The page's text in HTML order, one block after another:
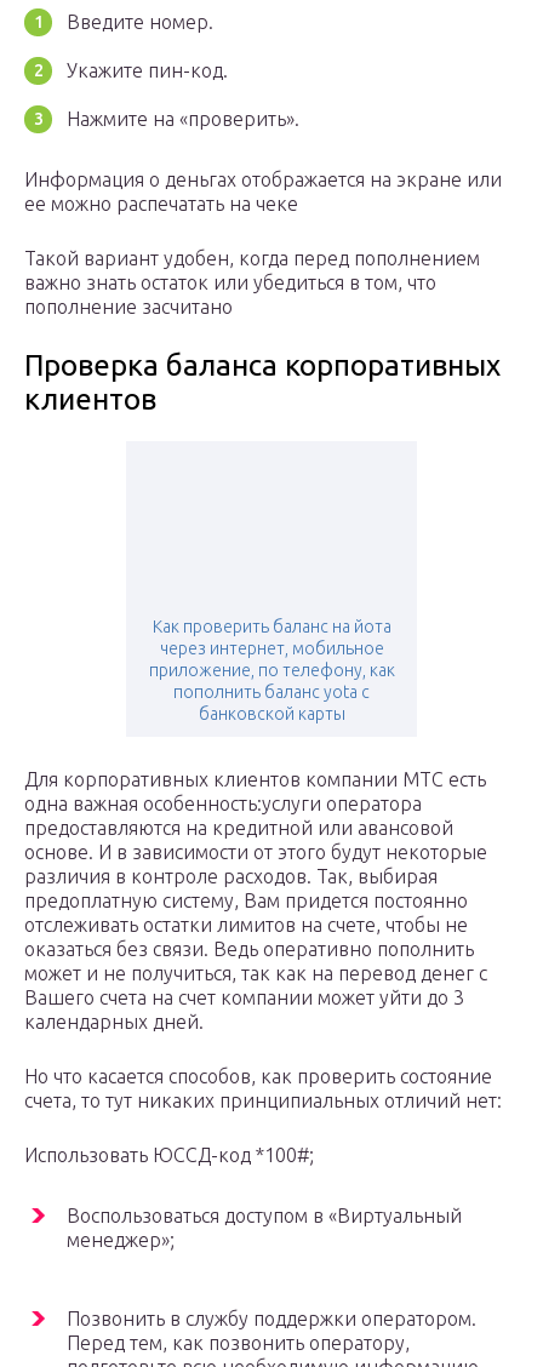
Введите номер.
Укажите пин-код.
Нажмите на «проверить».
Информация о деньгах отображается на экране или
ее можно распечатать на чеке
Такой вариант удобен, когда перед пополнением
важно знать остаток или убедиться в том, что
пополнение засчитано
Проверка баланса корпоративных
клиентов
Как проверить баланс на йота
через интернет, мобильное
приложение, по телефону, как
пополнить баланс yota с
банковской карты
Для корпоративных клиентов компании МТС есть
одна важная особенность:услуги оператора
предоставляются на кредитной или авансовой
основе. И в зависимости от этого будут некоторые
различия в контроле расходов. Так, выбирая
предоплатную систему, Вам придется постоянно
отслеживать остатки лимитов на счете, чтобы не
оказаться без связи. Ведь оперативно пополнить
может и не получиться, так как на перевод денег с
Вашего счета на счет компании может уйти до 3
календарных дней.
Но что касается способов, как проверить состояние
счета, то тут никаких принципиальных отличий нет:
Использовать ЮССД-код *100#;
Воспользоваться доступом в «Виртуальный
менеджер»;
Позвонить в службу поддержки оператором.
Перед тем, как позвонить оператору,